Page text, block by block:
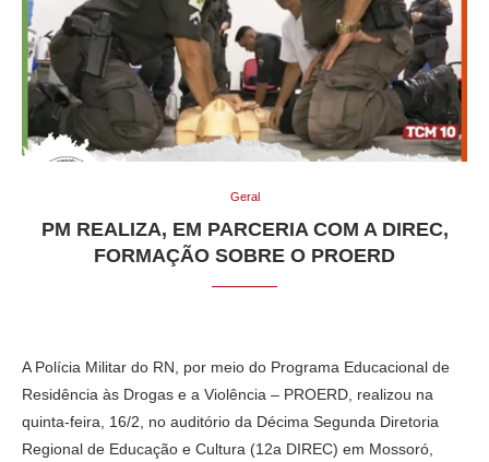
Geral
PM REALIZA, EM PARCERIA COM A DIREC,
FORMAÇÃO SOBRE O PROERD
A Polícia Militar do RN, por meio do Programa Educacional de
Residência às Drogas e a Violência – PROERD, realizou na
quinta-feira, 16/2, no auditório da Décima Segunda Diretoria
Regional de Educação e Cultura (12a DIREC) em Mossoró,